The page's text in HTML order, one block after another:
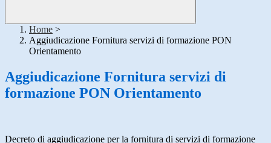
Home >
Aggiudicazione Fornitura servizi di formazione PON
Orientamento
Aggiudicazione Fornitura servizi di
formazione PON Orientamento
Decreto di aggiudicazione per la fornitura di servizi di formazione